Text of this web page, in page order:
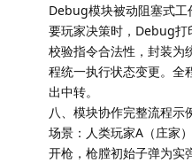
Debug模块被动阻塞式
要玩家决策时，Debug打
校验指令合法性，封装为
程统一执行状态变更。全
出中转。
八、模块协作完整流程示
场景：人类玩家A（庄家
开枪，枪膛初始子弹为实